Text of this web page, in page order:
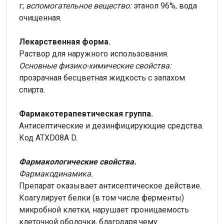
г; вспомогательное вещество:этанол 96%, вода
очищенная.
Лекарственная форма.
Раствор для наружного использования.
Основные физико-химические свойства:
прозрачная бесцветная жидкость с запахом
спирта.
Фармакотерапевтическая группа.
Антисептические и дезинфицирующие средства.
Код АТХD08A D.
Фармакологические свойства.
Фармакодинамика.
Препарат оказывает антисептическое действие.
Коагулирует белки (в том числе ферменты)
микробной клетки, нарушает проницаемость
клеточной оболочки, благодаря чему